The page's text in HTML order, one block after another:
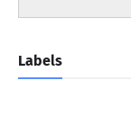
Labels